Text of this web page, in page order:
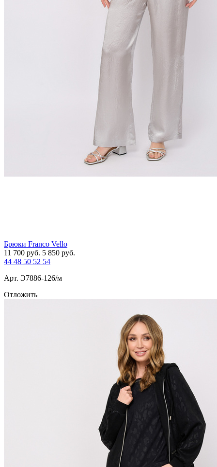
Брюки Franco Vello
11 700 руб. 5 850 руб.
44 48 50 52 54
Арт. Э7886-126/м
Отложить